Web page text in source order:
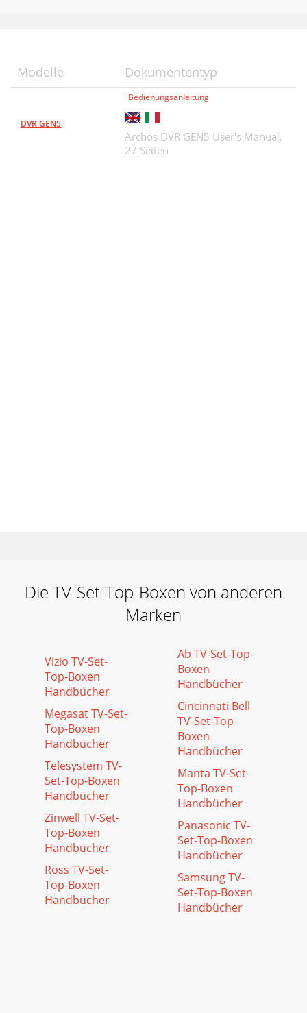
Modelle Dokumententyp
DVR GEN5
Bedienungsanleitung
Archos DVR GEN5 User's Manual,
27 Seiten
Die TV-Set-Top-Boxen von anderen
Marken
Vizio TV-Set-
Top-Boxen
Handbücher
Megasat TV-Set-
Top-Boxen
Handbücher
Telesystem TV-
Set-Top-Boxen
Handbücher
Zinwell TV-Set-
Top-Boxen
Handbücher
Ross TV-Set-
Top-Boxen
Handbücher
Ab TV-Set-Top-
Boxen
Handbücher
Cincinnati Bell
TV-Set-Top-
Boxen
Handbücher
Manta TV-Set-
Top-Boxen
Handbücher
Panasonic TV-
Set-Top-Boxen
Handbücher
Samsung TV-
Set-Top-Boxen
Handbücher